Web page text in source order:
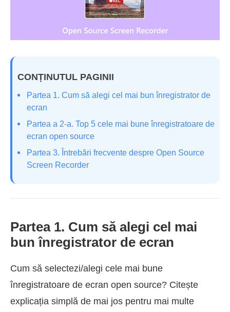
CONȚINUTUL PAGINII
Partea 1. Cum să alegi cel mai bun înregistrator de
ecran
Partea a 2-a. Top 5 cele mai bune înregistratoare de
ecran open source
Partea 3. Întrebări frecvente despre Open Source
Screen Recorder
Partea 1. Cum să alegi cel mai
bun înregistrator de ecran
Cum să selectezi/alegi cele mai bune
înregistratoare de ecran open source? Citește
explicația simplă de mai jos pentru mai multe